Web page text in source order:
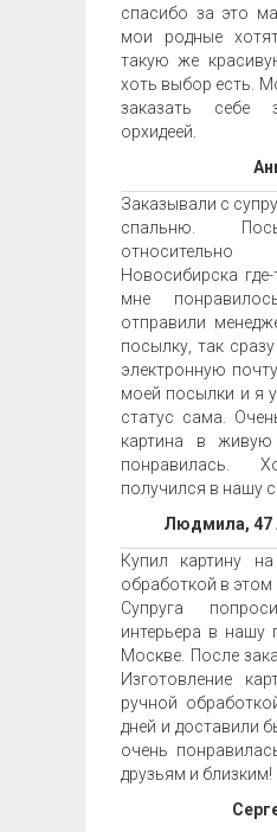
спасибо за это
мои родные
такую же
хоть выбор есть.
заказать себе
орхидеей.
Заказывали с
спальню.
Новосибирска
мне
отправили
посылку, так
электронную
моей посылки и я
статус сама.
картина в
понравилась.
получился в нашу
Людмила, 47
Купил картину
обработкой в этом
Супруга
интерьера в
Москве. После
Изготовление
ручной
дней и доставили
очень
друзьям и близким!